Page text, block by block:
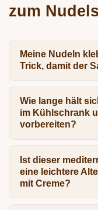
zum
Meine Nudeln
Trick, damit der
Wie lange hält
im Kühlschrank
vorbereiten?
Ist dieser
eine leichtere
mit Creme?